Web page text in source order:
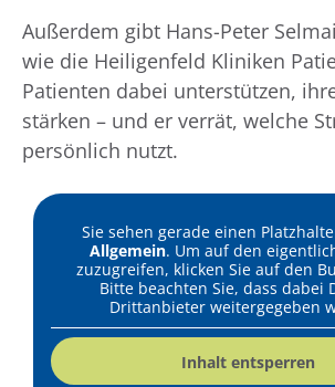
Außerdem gibt Hans-Peter
wie die Heiligenfeld Kliniken
Patienten dabei unterstützen,
stärken – und er verrät, welche
persönlich nutzt.
Sie sehen gerade einen
Allgemein. Um auf den
zuzugreifen, klicken Sie auf den
Bitte beachten Sie, dass dabei
Drittanbieter weitergegeben
Inhalt entsperren